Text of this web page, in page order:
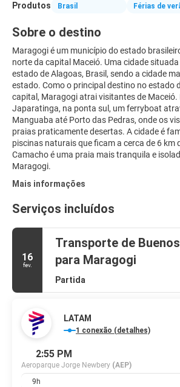
Produtos
Brasil Férias de
Sobre o destino
Maragogi é um município do estado
norte da capital Maceió. Uma cidade
estado de Alagoas, Brasil, sendo a cidade
estado. Como o principal destino no estado
capital, Maragogi atrai visitantes de Maceió.
Japaratinga, na ponta sul, um ferryboat
Manguaba até Porto das Pedras, onde os
praias praticamente desertas. A cidade é
piscinas naturais que ficam a cerca de 6 km
Camacho é uma praia mais tranquila e
Maragogi.
Mais informações
Serviços incluídos
16
fev.
Transporte de
para Maragogi
Partida
LATAM
1 conexão (detalhes)
2:55 PM
Aeroparque Jorge Newbery (AEP)
9h